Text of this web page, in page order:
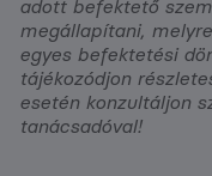
adott befektető
megállapítani,
egyes befektetési
tájékozódjon
esetén konzultáljon
tanácsadóval!